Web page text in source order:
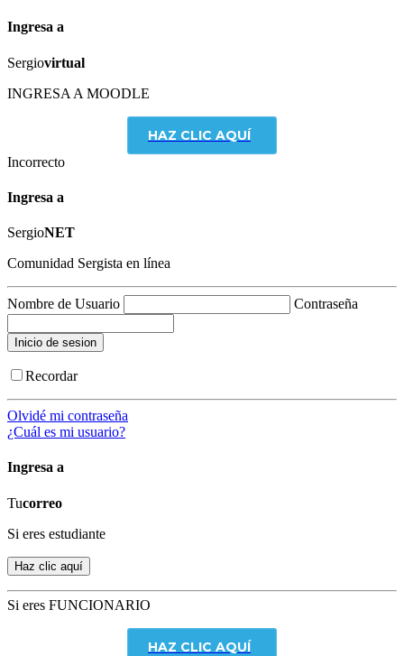
Ingresa a
Sergiovirtual
INGRESA A MOODLE
HAZ CLIC AQUÍ
Incorrecto
Ingresa a
SergioNET
Comunidad Sergista en línea
Nombre de Usuario Contraseña
Recordar
Olvidé mi contraseña
¿Cuál es mi usuario?
Ingresa a
Tucorreo
Si eres estudiante
Si eres FUNCIONARIO
HAZ CLIC AQUÍ